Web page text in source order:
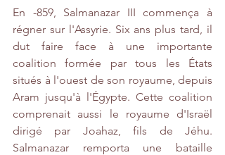
En -859, Salmanazar III commença à
régner sur l'Assyrie. Six ans plus tard, il
dut faire face à une importante
coalition formée par tous les États
situés à l'ouest de son royaume, depuis
Aram jusqu'à l'Égypte. Cette coalition
comprenait aussi le royaume d'Israël
dirigé par Joahaz, fils de Jéhu.
Salmanazar remporta une bataille